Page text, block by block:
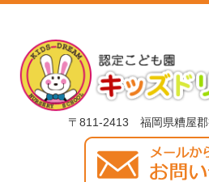
〒811-2413 福岡県糟屋郡